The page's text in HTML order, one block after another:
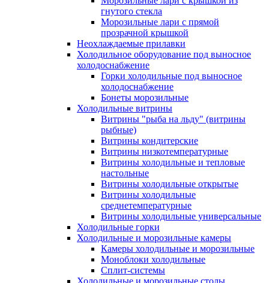
гнутого стекла
Морозильные лари с прямой
прозрачной крышкой
Неохлаждаемые прилавки
Холодильное оборудование под выносное
холодоснабжение
Горки холодильные под выносное
холодоснабжение
Бонеты морозильные
Холодильные витрины
Витрины "рыба на льду" (витрины
рыбные)
Витрины кондитерские
Витрины низкотемпературные
Витрины холодильные и тепловые
настольные
Витрины холодильные открытые
Витрины холодильные
среднетемпературные
Витрины холодильные универсальные
Холодильные горки
Холодильные и морозильные камеры
Камеры холодильные и морозильные
Моноблоки холодильные
Сплит-системы
Холодильные и морозильные столы